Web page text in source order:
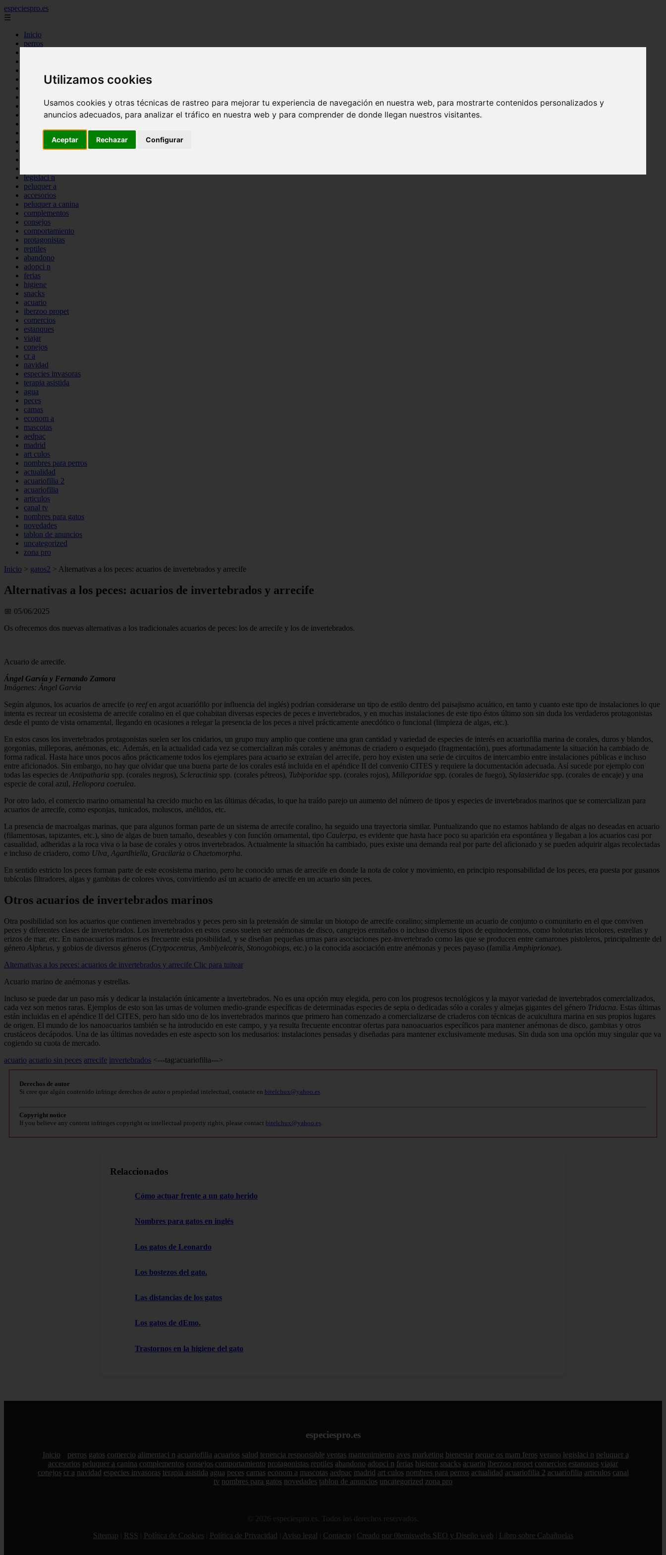
Utilizamos cookies
Usamos cookies y otras técnicas de rastreo para mejorar tu experiencia de navegación en nuestra web, para mostrarte contenidos personalizados y
anuncios adecuados, para analizar el tráfico en nuestra web y para comprender de donde llegan nuestros visitantes.
Aceptar Rechazar Configurar
especiespro.es
☰
Inicio
perros
acuariofilia
tenencia responsable
marketing
bienestar
legislaci n
peluquer a
accesorios
peluquer a canina
complementos
consejos
comportamiento
protagonistas
reptiles
abandono
adopci n
ferias
higiene
snacks
acuario
iberzoo propet
comercios
estanques
viajar
conejos
cr a
navidad
especies invasoras
terapia asistida
agua
peces
camas
econom a
mascotas
aedpac
madrid
art culos
nombres para perros
actualidad
acuariofilia 2
acuariofilia
articulos
canal tv
nombres para gatos
novedades
tablon de anuncios
uncategorized
zona pro
Inicio > gatos2 > Alternativas a los peces: acuarios de invertebrados y arrecife
Alternativas a los peces: acuarios de invertebrados y arrecife
📅 05/06/2025
Os ofrecemos dos nuevas alternativas a los tradicionales acuarios de peces: los de arrecife y los de invertebrados.
Acuario de arrecife.
Ángel Garvía y Fernando Zamora
Imágenes: Ángel Garvia
Según algunos, los acuarios de arrecife (o reefen argot acuariófilo por in­fluencia del inglés) podrían considerarse un tipo de estilo dentro del paisajismo acuático, en tanto y cuanto este tipo de instalaciones lo que
intenta es re­crear un ecosistema de arrecife coralino en el que cohabitan diversas especies de pe­ces e invertebrados, y en mu­chas instalaciones de este tipo éstos último son sin duda los verdaderos protagonistas
des­de el punto de vista ornamental, llegando en ocasiones a relegar la presencia de los peces a nivel prácticamente anecdótico o funcional (limpieza de algas, etc.).
En estos casos los invertebrados prota­gonistas suelen ser los cnidarios, un gru­po muy amplio que contiene una gran cantidad y variedad de especies de interés en acuariofilia marina de corales, duros y blandos,
gorgonias, milleporas, anémo­nas, etc. Además, en la actualidad cada vez se comercializan más corales y ané­monas de criadero o esquejado (fragmen­tación), pues afortunadamente la situación ha cambiado de
forma radical. Hasta hace unos pocos años prácticamente todos los ejemplares para acuario se extraían del arrecife, pero hoy existen una serie de circuitos de intercambio entre instalacio­nes públicas e incluso
entre aficionados. Sin embargo, no hay que olvidar que una buena parte de los corales está incluida en el apéndice II del convenio CITES y requiere la documentación adecuada. Así sucede por ejemplo con
todas las espe­cies de Antipatharia spp. (corales negros), Scleractinia spp. (corales pétreos), Tubi­poridae spp. (corales rojos), Milleporidae spp. (corales de fuego), Stylasteridae spp. (corales de encaje) y una
especie de coral azul, Heliopora coerulea.
Por otro lado, el comercio marino orna­mental ha crecido mucho en las últimas dé­cadas, lo que ha traído parejo un aumento del número de tipos y especies de inverte­brados marinos que se comercializan para
acuarios de arrecife, como esponjas, tunica­dos, moluscos, anélidos, etc.
La presencia de macroalgas marinas, que para algunos forman parte de un sistema de arrecife coralino, ha seguido una trayecto­ria similar. Puntualizando que no estamos hablando de algas no deseadas en acuario
(filamentosas, tapizantes, etc.), sino de algas de buen tamaño, deseables y con función ornamental, tipo Caulerpa, es evidente que hasta hace poco su aparición era espontá­nea y llegaban a los acuarios casi por
casua­lidad, adheridas a la roca viva o la base de corales y otros invertebrados. Actualmente la situación ha cambiado, pues existe una demanda real por parte del aficionado y se pueden adquirir algas recolectadas
e incluso de criadero, como Ulva, Agardhiella, Graci­laria o Chaetomorpha.
En sentido estricto los peces forman par­te de este ecosistema marino, pero he co­nocido urnas de arrecife en donde la nota de color y movimiento, en principio res­ponsabilidad de los peces, era puesta por gusanos
tubícolas filtradores, algas y gam­bitas de colores vivos, convirtiendo así un acuario de arrecife en un acuario sin peces.
Otros acuarios de invertebrados marinos
Otra posibilidad son los acuarios que contienen invertebrados y peces pero sin la pretensión de simular un biotopo de arre­cife coralino; simplemente un acuario de conjunto o comunitario en el que conviven
peces y diferentes clases de invertebrados. Los invertebrados en estos casos suelen ser anémonas de disco, cangrejos ermitaños o incluso diversos tipos de equinodermos, como holoturias tricolores, estrellas y
erizos de mar, etc. En nanoacuarios marinos es frecuente esta posibilidad, y se diseñan pequeñas urnas para asociaciones pez-invertebrado como las que se producen entre camarones pistoleros, principalmente del
género Alpheus, y gobios de diversos géneros (Crytpocentrus, Amblyeleotris, Sto­nogobiops, etc.) o la conocida asociación entre anémonas y peces payaso (familia Amphiprionae).
Alternativas a los peces: acuarios de invertebrados y arrecife Clic para tuitear
Acuario marino de anémonas y estrellas.
Incluso se puede dar un paso más y dedicar la instalación únicamente a inver­tebrados. No es una opción muy elegida, pero con los progresos tecnológicos y la mayor variedad de invertebrados comer­cializados,
cada vez son menos raras. Ejemplos de esto son las urnas de volu­men medio-grande específicas de determinadas especies de sepia o dedicadas sólo a corales y almejas gigantes del géne­ro Tridacna. Estas últimas
están incluidas en el apéndice II del CITES, pero han sido uno de los invertebrados marinos que primero han comenzado a comercializarse de criaderos con técnicas de acuicultura marina en sus propios lugares
de origen. El mundo de los nanoacuarios también se ha introducido en este cam­po, y ya resulta frecuente encontrar ofer­tas para nanoacuarios específicos para mantener anémonas de disco, gambitas y otros
crustáceos decápodos. Una de las últimas novedades en este aspecto son los medusarios: instalaciones pensadas y diseñadas para mantener exclusivamente medusas. Sin duda son una opción muy singular que va
cogiendo su cuota de mercado.
acuario acuario sin peces arrecife invertebrados <---tag:acuariofilia--->
Derechos de autor
Si cree que algún contenido infringe derechos de autor o propiedad intelectual, contacte en bitelchux@yahoo.es
Copyright notice
If you believe any content infringes copyright or intellectual property rights, please contact bitelchux@yahoo.es
Relaccionados
Cómo actuar frente a un gato herido
Nombres para gatos en inglés
Los gatos de Leonardo
Los bostezos del gato.
Las distancias de los gatos
Los gatos de dEmo.
Trastornos en la higiene del gato
especiespro.es
Inicio perros gatos comercio alimentaci n acuariofilia acuarios salud tenencia responsable ventas mantenimiento aves marketing bienestar peque os mam feros verano legislaci n peluquer a
accesorios peluquer a canina complementos consejos comportamiento protagonistas reptiles abandono adopci n ferias higiene snacks acuario iberzoo propet comercios estanques viajar
conejos cr a navidad especies invasoras terapia asistida agua peces camas econom a mascotas aedpac madrid art culos nombres para perros actualidad acuariofilia 2 acuariofilia articulos canal
tv nombres para gatos novedades tablon de anuncios uncategorized zona pro
© 2026 especiespro.es. Todos los derechos reservados.
Sitemap
RSS Política de Cookies Política de Privacidad Aviso legal Contacto Creado por 0lemiswebs SEO y Diseño web Libro sobre Cabañuelas